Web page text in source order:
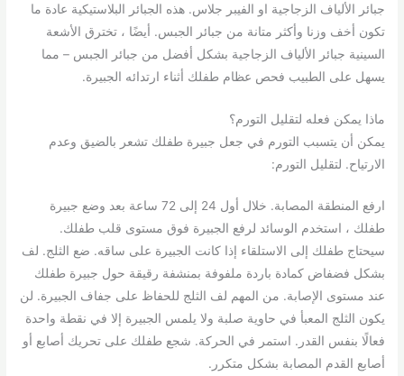
جبائر الألياف الزجاجية او الفيبر جلاس. هذه الجبائر البلاستيكية عادة ما
تكون أخف وزنا وأكثر متانة من جبائر الجبس. أيضًا ، تخترق الأشعة
السينية جبائر الألياف الزجاجية بشكل أفضل من جبائر الجبس – مما
يسهل على الطبيب فحص عظام طفلك أثناء ارتدائه الجبيرة.
ماذا يمكن فعله لتقليل التورم؟
يمكن أن يتسبب التورم في جعل جبيرة طفلك تشعر بالضيق وعدم
الارتياح. لتقليل التورم:
ارفع المنطقة المصابة. خلال أول 24 إلى 72 ساعة بعد وضع جبيرة
طفلك ، استخدم الوسائد لرفع الجبيرة فوق مستوى قلب طفلك.
سيحتاج طفلك إلى الاستلقاء إذا كانت الجبيرة على ساقه. ضع الثلج. لف
بشكل فضفاض كمادة باردة ملفوفة بمنشفة رقيقة حول جبيرة طفلك
عند مستوى الإصابة. من المهم لف الثلج للحفاظ على جفاف الجبيرة. لن
يكون الثلج المعبأ في حاوية صلبة ولا يلمس الجبيرة إلا في نقطة واحدة
فعالًا بنفس القدر. استمر في الحركة. شجع طفلك على تحريك أصابع أو
أصابع القدم المصابة بشكل متكرر.